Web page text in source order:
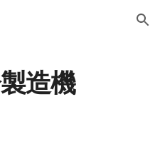
Skip to navigation
造機